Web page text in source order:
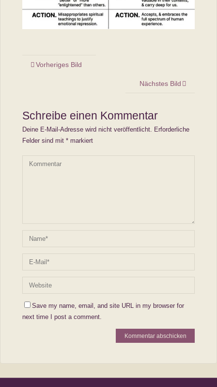
Vorheriges Bild
Nächstes Bild
Schreibe einen Kommentar
Deine E-Mail-Adresse wird nicht veröffentlicht.
Erforderliche
Felder sind mit *markiert
Save my name, email, and site URL in my browser for
next time I post a comment.